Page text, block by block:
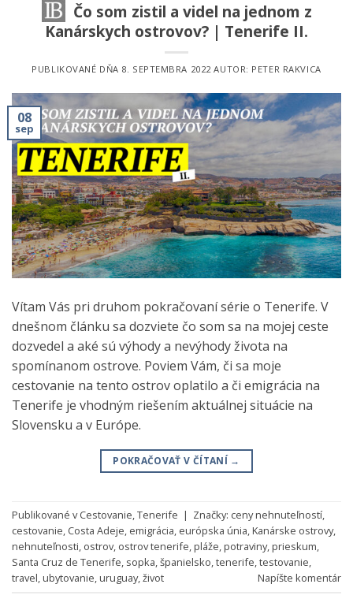
Čo som zistil a videl na jednom z
Kanárskych ostrovov? | Tenerife II.
PUBLIKOVANÉ DŇA 8. SEPTEMBRA 2022 AUTOR: PETER RAKVICA
08
sep
Vítam Vás pri druhom pokračovaní série o Tenerife. V
dnešnom článku sa dozviete čo som sa na mojej ceste
dozvedel a aké sú výhody a nevýhody života na
spomínanom ostrove. Poviem Vám, či sa moje
cestovanie na tento ostrov oplatilo a či emigrácia na
Tenerife je vhodným riešením aktuálnej situácie na
Slovensku a v Európe.
POKRAČOVAŤ V ČÍTANÍ →
Publikované vCestovanie,Tenerife | Značky: ceny nehnuteľností,
cestovanie, Costa Adeje, emigrácia, európska únia,Kanárske ostrovy,
nehnuteľnosti, ostrov, ostrov tenerife,pláže,potraviny,prieskum,
Santa Cruz de Tenerife, sopka,španielsko,tenerife,testovanie,
travel,ubytovanie,uruguay,život Napíšte komentár